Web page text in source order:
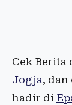
Cek Berita
Jogja,
hadir di